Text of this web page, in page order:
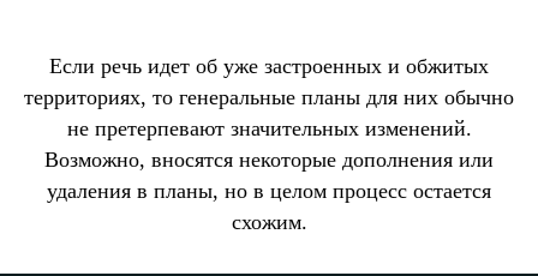
Если речь идет об уже застроенных и обжитых
территориях, то генеральные планы для них обычно
не претерпевают значительных изменений.
Возможно, вносятся некоторые дополнения или
удаления в планы, но в целом процесс остается
схожим.